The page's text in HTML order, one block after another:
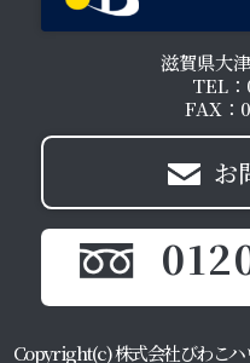
滋賀県大
TEL
FAX：
お
Copyright(c) 株式会社びわこ